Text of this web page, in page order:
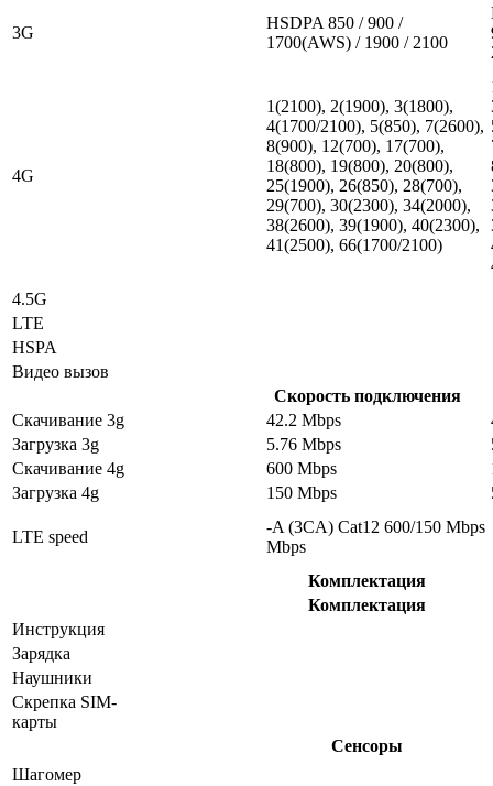
3G
HSDPA 850 / 900 /
1700(AWS) / 1900 / 2100
4G
1(2100), 2(1900), 3(1800),
4(1700/2100), 5(850), 7(2600),
8(900), 12(700), 17(700),
18(800), 19(800), 20(800),
25(1900), 26(850), 28(700),
29(700), 30(2300), 34(2000),
38(2600), 39(1900), 40(2300),
41(2500), 66(1700/2100)
4.5G
LTE
HSPA
Видео вызов
Скорость подключения
Скачивание 3g
42.2 Mbps
Загрузка 3g
5.76 Mbps
Скачивание 4g
600 Mbps
Загрузка 4g
150 Mbps
LTE speed
-A (3CA) Cat12 600/150 Mbps
Mbps
Комплектация
Комплектация
Инструкция
Зарядка
Наушники
Скрепка SIM-
карты
Сенсоры
Шагомер